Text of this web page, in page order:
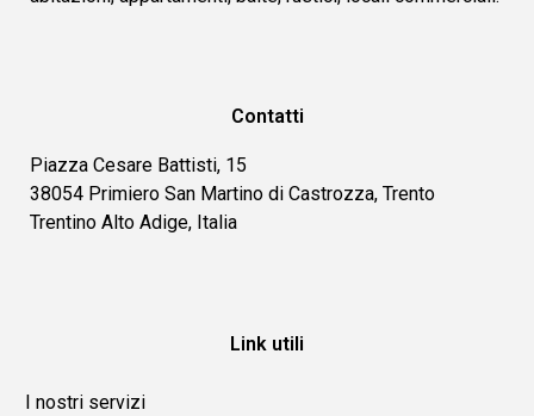
Contatti
Piazza Cesare Battisti, 15
38054 Primiero San Martino di Castrozza, Trento
Trentino Alto Adige, Italia
Link utili
I nostri servizi